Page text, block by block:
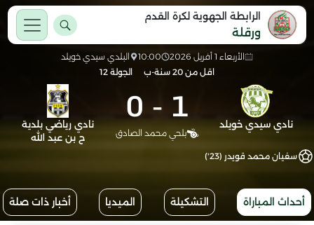
الرابطة الجهوية لكرة القدم
ورقلة
الأربعاء 1 أفريل 2026 10:00
البلدي سيدي خويلد
اقل من 20 سنة-ب
الجولة 12
نادي سيدي خويلد 1
-
0
بلحي محمد الصادق
نادي رياضي بلدية
ح بن عبد الله
سفيان محمد قويدر (23')
أحداث المباراة التشكيلة الميديا أخبار ذات صلة